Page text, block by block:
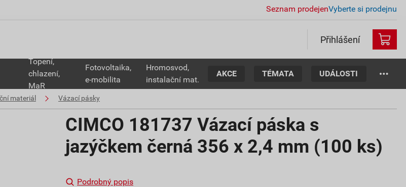
Seznam prodejenVyberte si prodejnu
Přihlášení
Topení,
chlazení,
MaR
Fotovoltaika,
e-mobilita
Hromosvod,
instalační mat.
AKCE TÉMATA UDÁLOSTI
materiál Vázací pásky
CIMCO 181737 Vázací páska s
jazýčkem černá 356 x 2,4 mm (100 ks)
Podrobný popis